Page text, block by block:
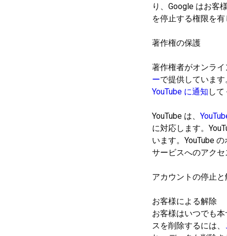
り、Google はお客
を停止する権限を
著作権の保護
著作権者がオンラ
ーで提供していま
YouTube に通知 し
YouTube は、
に対応します。
います。YouTube
サービスへのアク
アカウントの停止と
お客様による解除
お客様はいつでも
スを削除するには、